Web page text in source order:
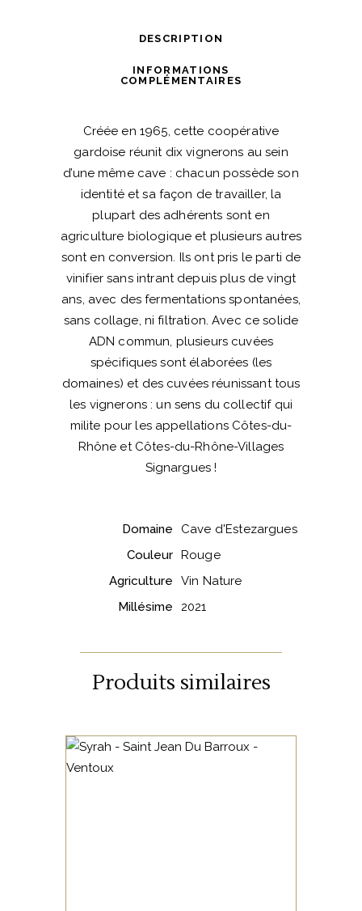
DESCRIPTION
INFORMATIONS
COMPLÉMENTAIRES
Créée en 1965, cette coopérative
gardoise réunit dix vignerons au sein
d’une même cave : chacun possède son
identité et sa façon de travailler, la
plupart des adhérents sont en
agriculture biologique et plusieurs autres
sont en conversion. Ils ont pris le parti de
vinifier sans intrant depuis plus de vingt
ans, avec des fermentations spontanées,
sans collage, ni filtration. Avec ce solide
ADN commun, plusieurs cuvées
spécifiques sont élaborées (les
domaines) et des cuvées réunissant tous
les vignerons : un sens du collectif qui
milite pour les appellations Côtes-du-
Rhône et Côtes-du-Rhône-Villages
Signargues !
Domaine
Cave d'Estezargues
Couleur Rouge
Agriculture
Vin Nature
Millésime
2021
Produits similaires